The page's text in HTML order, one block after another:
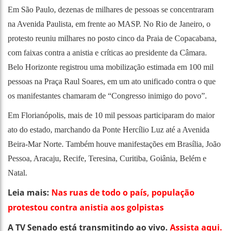
Em São Paulo, dezenas de milhares de pessoas se concentraram
na Avenida Paulista, em frente ao MASP. No Rio de Janeiro, o
protesto reuniu milhares no posto cinco da Praia de Copacabana,
com faixas contra a anistia e críticas ao presidente da Câmara.
Belo Horizonte registrou uma mobilização estimada em 100 mil
pessoas na Praça Raul Soares, em um ato unificado contra o que
os manifestantes chamaram de “Congresso inimigo do povo”.
Em Florianópolis, mais de 10 mil pessoas participaram do maior
ato do estado, marchando da Ponte Hercílio Luz até a Avenida
Beira-Mar Norte. Também houve manifestações em Brasília, João
Pessoa, Aracaju, Recife, Teresina, Curitiba, Goiânia, Belém e
Natal.
Leia mais: Nas ruas de todo o país, população
protestou contra anistia aos golpistas
A TV Senado está transmitindo ao vivo. Assista aqui.